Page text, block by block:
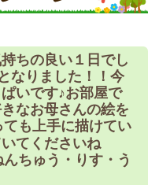
ちの良い１日でし
なりました！！今
いです♪お部屋で
なお母さんの絵を
も上手に描けてい
てくださいね
ちゅう・りす・う